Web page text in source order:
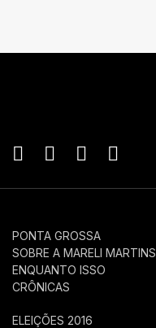
PONTA GROSSA
SOBRE A MARELI MARTINS
ENQUANTO ISSO
CRÔNICAS
ELEIÇÕES 2016